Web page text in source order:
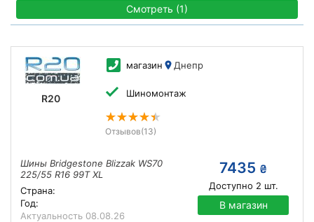
Смотреть (1)
R20
магазин Днепр
Шиномонтаж
Отзывов(13)
Шины Bridgestone Blizzak WS70
225/55 R16 99T XL
Страна:
Год:
Актуальность 08.08.26
7435 ₴
Доступно 2 шт.
В магазин